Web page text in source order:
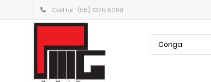
Call us : (55) 1328 5269
Conga